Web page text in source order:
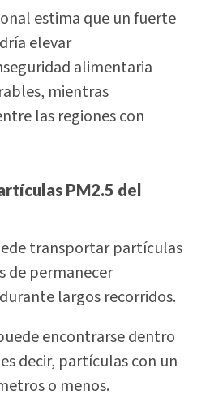
estima que un fuerte
elevar
alimentaria
mientras
las regiones con
PM2.5 del
transportar partículas
de permanecer
largos recorridos.
encontrarse dentro
decir, partículas con un
o menos.